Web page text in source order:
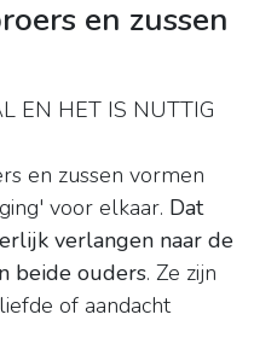
en zussen
EN HET IS NUTTIG
en zussen vormen
voor elkaar. Dat
verlangen naar de
beide ouders. Ze zijn
of aandacht